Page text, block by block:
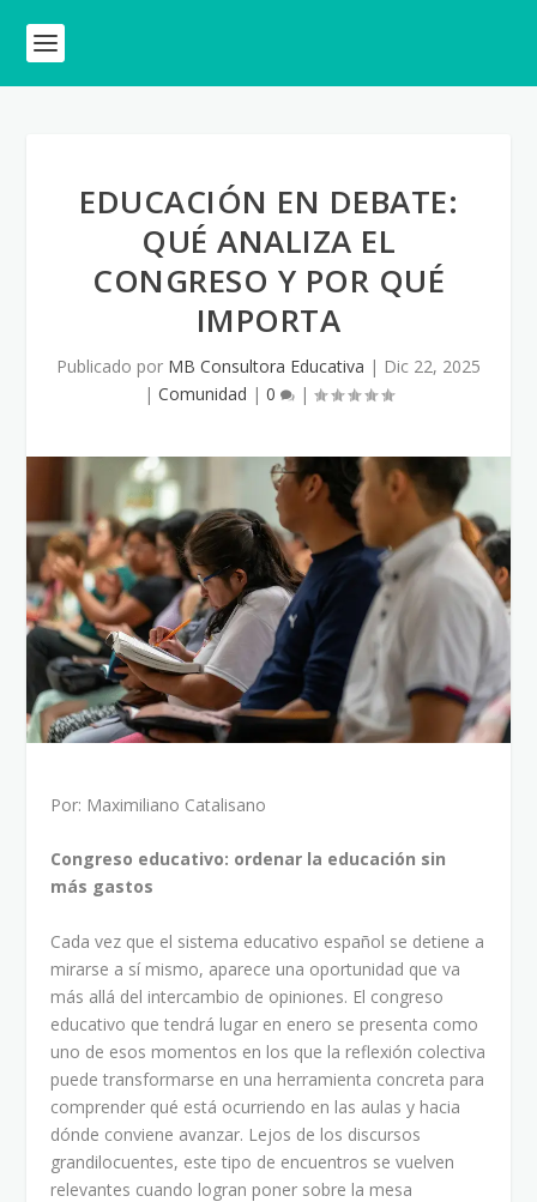
EDUCACIÓN EN DEBATE:
QUÉ ANALIZA EL
CONGRESO Y POR QUÉ
IMPORTA
Publicado por MB Consultora Educativa | Dic 22, 2025
| Comunidad | 0 |
Por: Maximiliano Catalisano
Congreso educativo: ordenar la educación sin
más gastos
Cada vez que el sistema educativo español se detiene a
mirarse a sí mismo, aparece una oportunidad que va
más allá del intercambio de opiniones. El congreso
educativo que tendrá lugar en enero se presenta como
uno de esos momentos en los que la reflexión colectiva
puede transformarse en una herramienta concreta para
comprender qué está ocurriendo en las aulas y hacia
dónde conviene avanzar. Lejos de los discursos
grandilocuentes, este tipo de encuentros se vuelven
relevantes cuando logran poner sobre la mesa